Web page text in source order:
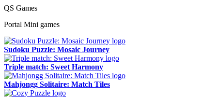
QS Games
Portal Mini games
Sudoku Puzzle: Mosaic Journey
Triple match: Sweet Harmony
Mahjongg Solitaire: Match Tiles